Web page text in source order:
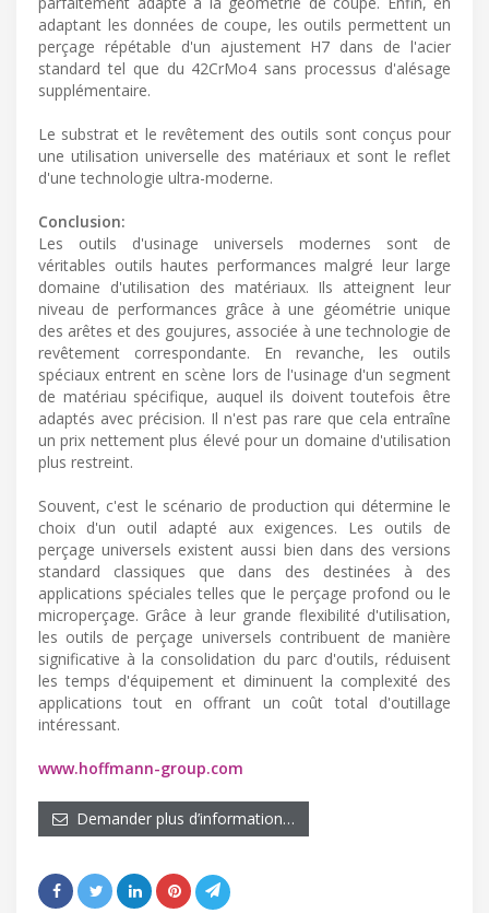
adaptant les données de coupe, les outils permettent un
perçage répétable d'un ajustement H7 dans de l'acier
standard tel que du 42CrMo4 sans processus d'alésage
supplémentaire.
Le substrat et le revêtement des outils sont conçus pour
une utilisation universelle des matériaux et sont le reflet
d'une technologie ultra-moderne.
Conclusion:
Les outils d'usinage universels modernes sont de
véritables outils hautes performances malgré leur large
domaine d'utilisation des matériaux. Ils atteignent leur
niveau de performances grâce à une géométrie unique
des arêtes et des goujures, associée à une technologie de
revêtement correspondante. En revanche, les outils
spéciaux entrent en scène lors de l'usinage d'un segment
de matériau spécifique, auquel ils doivent toutefois être
adaptés avec précision. Il n'est pas rare que cela entraîne
un prix nettement plus élevé pour un domaine d'utilisation
plus restreint.
Souvent, c'est le scénario de production qui détermine le
choix d'un outil adapté aux exigences. Les outils de
perçage universels existent aussi bien dans des versions
standard classiques que dans des destinées à des
applications spéciales telles que le perçage profond ou le
microperçage. Grâce à leur grande flexibilité d'utilisation,
les outils de perçage universels contribuent de manière
significative à la consolidation du parc d'outils, réduisent
les temps d'équipement et diminuent la complexité des
applications tout en offrant un coût total d'outillage
intéressant.
www.hoffmann-group.com
Demander plus d’information…